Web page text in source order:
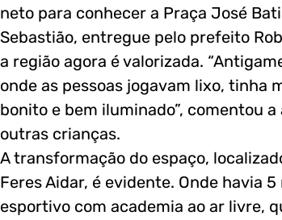
neto para conhecer a Praça José
Sebastião, entregue pelo prefeito
a região agora é valorizada.
onde as pessoas jogavam lixo, tinha
bonito e bem iluminado”, comentou
outras crianças.
A transformação do espaço,
Feres Aidar, é evidente. Onde havia
esportivo com academia ao ar livre,